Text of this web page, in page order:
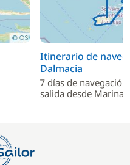
Itinerario de
Dalmacia
7 días de
salida desde Marina